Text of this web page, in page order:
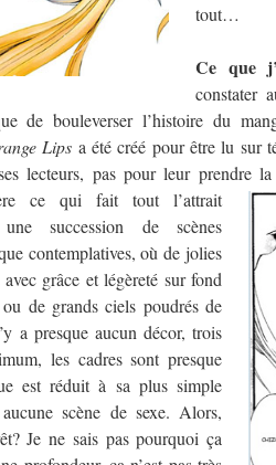
tout…
Ce que
constater
de bouleverser l’histoire du
Lips a été créé pour être lu sur
lecteurs, pas pour leur prendre
ce qui fait tout l’attrait
succession de scènes
contemplatives, où de jolies
grâce et légèreté sur fond
de grands ciels poudrés de
a presque aucun décor, trois
les cadres sont presque
est réduit à sa plus simple
scène de sexe. Alors,
Je ne sais pas pourquoi ça